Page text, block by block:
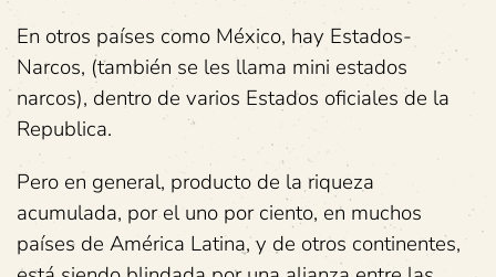
En otros países como México, hay Estados-
Narcos, (también se les llama mini estados
narcos), dentro de varios Estados oficiales de la
Republica.
Pero en general, producto de la riqueza
acumulada, por el uno por ciento, en muchos
países de América Latina, y de otros continentes,